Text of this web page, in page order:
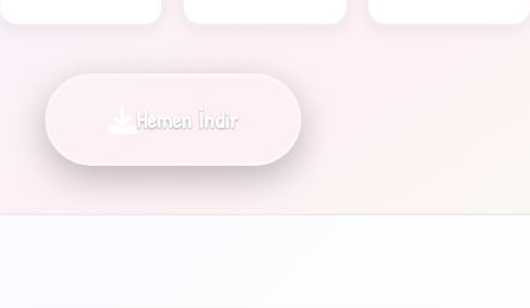
Hemen İndir